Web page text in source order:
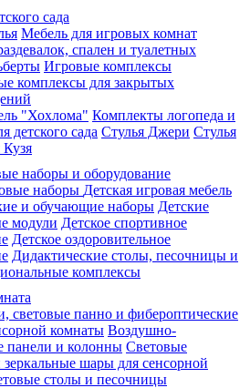
сада
Мебель для игровых комнат
спален и туалетных
Игровые комплексы
комплексы для закрытых
"Хохлома" Комплекты логопеда и
детского сада Стулья Джери Стулья
Кузя
наборы и оборудование
наборы Детская игровая мебель
и обучающие наборы Детские
модули Детское спортивное
Детское оздоровительное
Дидактические столы, песочницы и
комплексы
световые панно и фибероптические
комнаты Воздушно-
панели и колонны Световые
шары для сенсорной
столы и песочницы